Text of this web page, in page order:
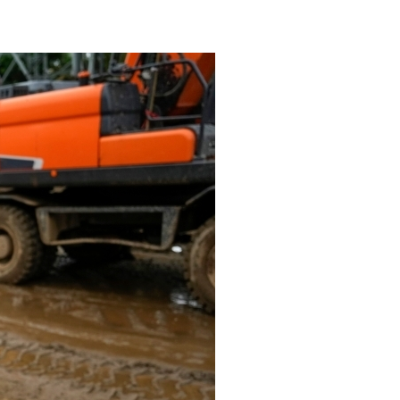
한국어
Deutsch
Português
Kiswahili
Italiano
Қазақ тілі
ภาษาไทย
Bahasa Melayu
Ελληνικά
Tiếng Việt